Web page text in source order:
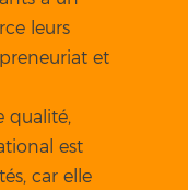
leurs
et
qualité,
est
car elle